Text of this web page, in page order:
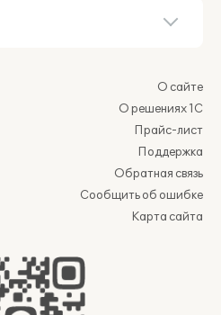
О сайте
О решениях 1С
Прайс-лист
Поддержка
Обратная связь
Сообщить об ошибке
Карта сайта